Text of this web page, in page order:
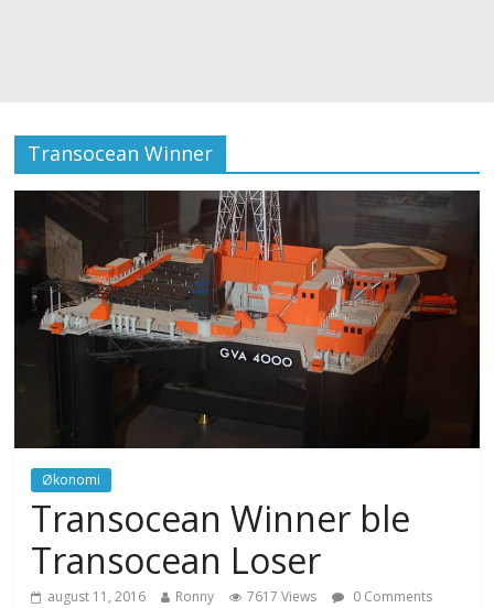
Transocean Winner
Økonomi
Transocean Winner ble
Transocean Loser
august 11, 2016 Ronny 7617 Views
0 Comments